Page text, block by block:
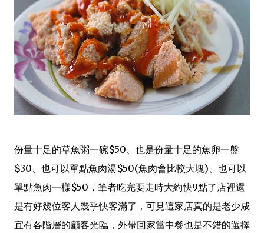
份量十足的草魚粥一碗$50、也是份量十足的魚卵一盤
$30、也可以單點魚肉湯$50(魚肉會比較大塊)、也可以
單點魚肉一樣$50，筆者吃完要走時大約快9點了店裡還
是有好幾位客人幾乎快客滿了，可見這家店真的是老少咸
宜有各階層的顧客光臨，外帶回家當中餐也是不錯的選擇